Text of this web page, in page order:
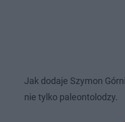
Jak dodaje Szymon
nie tylko paleontolodzy.